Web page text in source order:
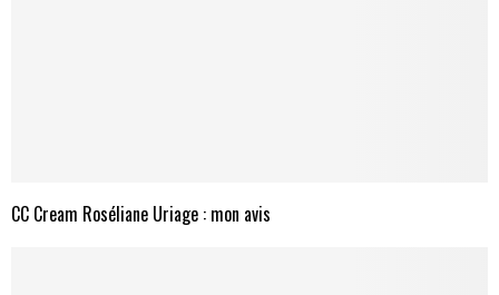
CC Cream Roséliane Uriage : mon avis